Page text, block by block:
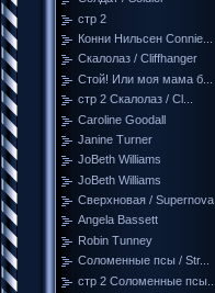
стр 2
Конни Нильсен Connie...
Скалолаз / Cliffhanger
Стой! Или моя мама б...
стр 2 Скалолаз / Cl...
Caroline Goodall
Janine Turner
JoBeth Williams
JoBeth Williams
Сверхновая / Supernova
Angela Bassett
Robin Tunney
Соломенные псы / Str...
стр 2 Соломенные псы...